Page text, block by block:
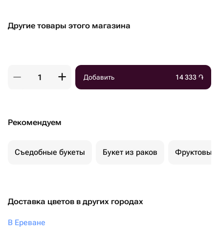
Другие товары этого магазина
Добавить 14 333 ֏
Рекомендуем
Съедобные букеты Букет из раков Фруктовый
Доставка цветов в других городах
В Ереване